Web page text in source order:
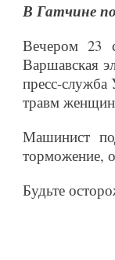
В Гатчине
Вечером 23
Варшавская
пресс-
травм
Машинист
торможение,
Будьте